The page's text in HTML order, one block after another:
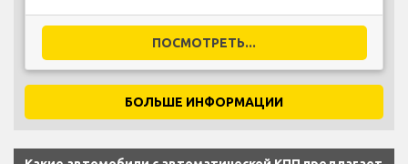
ПОСМОТРЕТЬ...
БОЛЬШЕ ИНФОРМАЦИИ